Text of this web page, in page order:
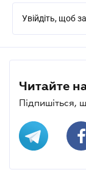
Увійдіть, щоб
Читайте
Підпишіться,